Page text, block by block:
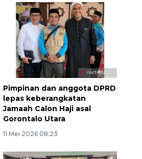
Pimpinan dan anggota DPRD
lepas keberangkatan
Jamaah Calon Haji asal
Gorontalo Utara
11 Mei 2026 08:23